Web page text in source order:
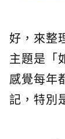
好，來整
主題是「
感覺每年
記，特別